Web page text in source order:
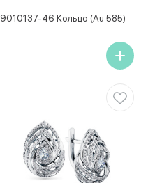
9010137-46 Кольцо (Au 585)